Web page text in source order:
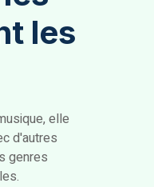
les
elle
d'autres
genres